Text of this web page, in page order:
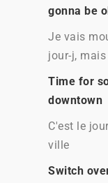
gonna be
Je vais
jour-j,
Time for
downtown
C'est le
ville
Switch